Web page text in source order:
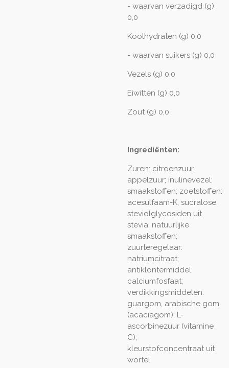
- waarvan verzadigd (g)
0,0
Koolhydraten (g) 0,0
- waarvan suikers (g) 0,0
Vezels (g) 0,0
Eiwitten (g) 0,0
Zout (g) 0,0
Ingrediënten:
Zuren: citroenzuur,
appelzuur; inulinevezel;
smaakstoffen; zoetstoffen:
acesulfaam-K, sucralose,
steviolglycosiden uit
stevia; natuurlijke
smaakstoffen;
zuurteregelaar:
natriumcitraat;
antiklontermiddel:
calciumfosfaat;
verdikkingsmiddelen:
guargom, arabische gom
(acaciagom); L-
ascorbinezuur (vitamine
C);
kleurstofconcentraat uit
wortel.